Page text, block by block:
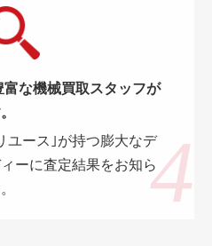
な機械買取スタッフが
ユース｣が持つ膨大なデ
ーに査定結果をお知ら